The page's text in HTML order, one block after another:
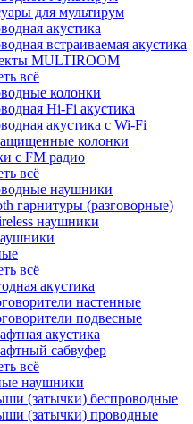
для мультирум
акустика
встраиваемая акустика
MULTIROOM
всё
колонки
Hi-Fi акустика
акустика с Wi-Fi
колонки
с FM радио
всё
наушники
гарнитуры (разговорные)
наушники
всё
акустика
настенные
подвесные
акустика
сабвуфер
всё
наушники
(затычки) беспроводные
(затычки) проводные